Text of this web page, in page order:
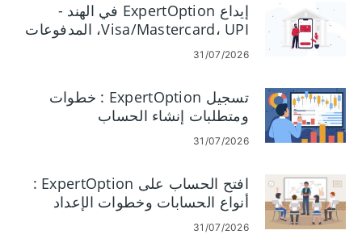
إيداع ExpertOption في الهند -
Visa/Mastercard، UPI، المدفوعات
الإلكترونية والعملات المشفرة
31/07/2026
تسجيل ExpertOption : خطوات
ومتطلبات إنشاء الحساب
31/07/2026
افتح الحساب على ExpertOption :
أنواع الحسابات وخطوات الإعداد
31/07/2026